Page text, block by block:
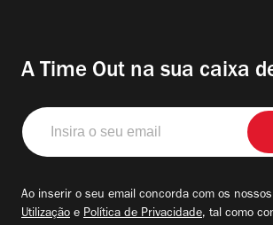
A Time Out na sua caixa
Insira
o
seu
Ao inserir o seu email concorda com os nossos
Utilização e Política de Privacidade, tal como